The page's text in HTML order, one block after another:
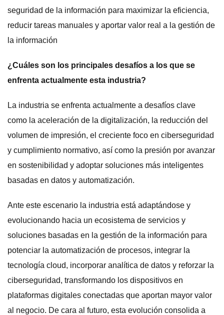
seguridad de la información para maximizar la eficiencia,
reducir tareas manuales y aportar valor real a la gestión de
la información
¿Cuáles son los principales desafíos a los que se
enfrenta actualmente esta industria?
La industria se enfrenta actualmente a desafíos clave
como la aceleración de la digitalización, la reducción del
volumen de impresión, el creciente foco en ciberseguridad
y cumplimiento normativo, así como la presión por avanzar
en sostenibilidad y adoptar soluciones más inteligentes
basadas en datos y automatización.
Ante este escenario la industria está adaptándose y
evolucionando hacia un ecosistema de servicios y
soluciones basadas en la gestión de la información para
potenciar la automatización de procesos, integrar la
tecnología cloud, incorporar analítica de datos y reforzar la
ciberseguridad, transformando los dispositivos en
plataformas digitales conectadas que aportan mayor valor
al negocio. De cara al futuro, esta evolución consolida a